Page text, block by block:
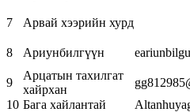
7 Арвай хээрийн хурд
8 Ариунбилгүүн
9
Арцатын тахилгат
хайрхан
10 Бага хайлантай